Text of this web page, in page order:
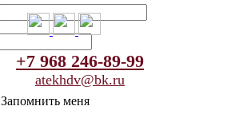
Запомнить меня
+7 968 246-89-99
atekhdv@bk.ru